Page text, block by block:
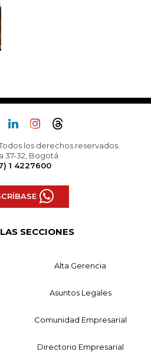
los derechos reservados.
37-32, Bogotá
1 4227600
SECCIONES
Alta Gerencia
Asuntos Legales
Comunidad Empresarial
Directorio Empresarial